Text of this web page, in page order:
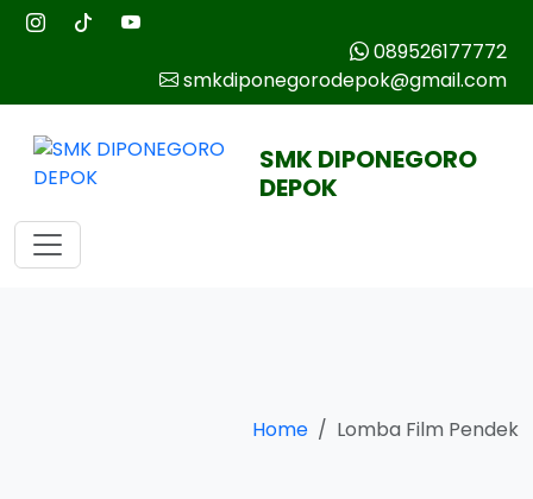
089526177772
smkdiponegorodepok@gmail.com
SMK DIPONEGORO
DEPOK
Home Lomba Film Pendek